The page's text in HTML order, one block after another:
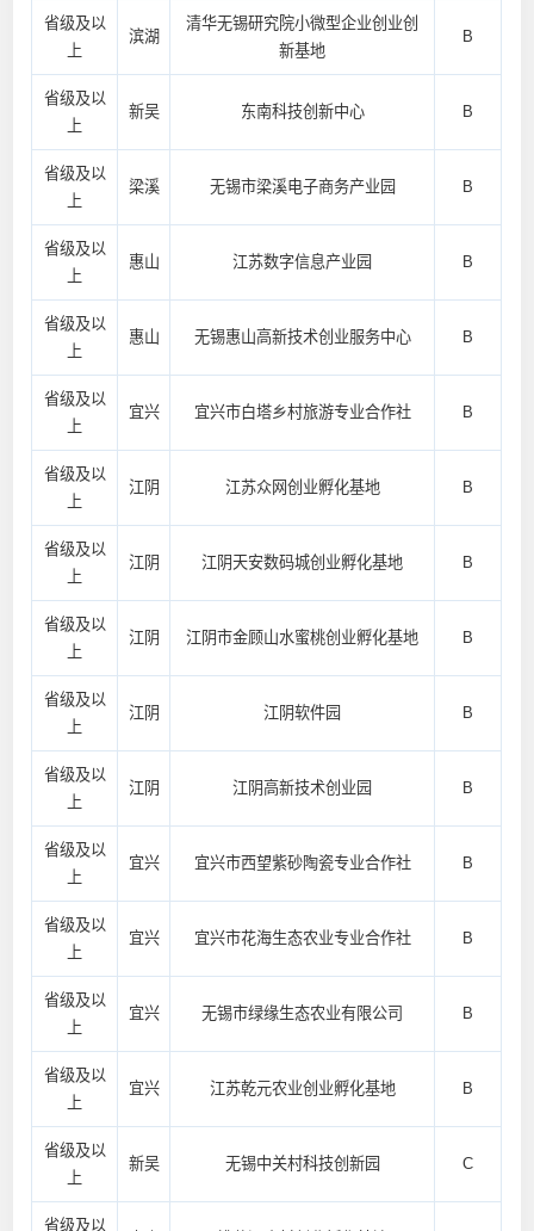
省级及以
上
滨湖
清华无锡研究院小微型企业创业创
新基地
B
省级及以
上
新吴 东南科技创新中心 B
省级及以
上
梁溪 无锡市梁溪电子商务产业园 B
省级及以
上
惠山 江苏数字信息产业园 B
省级及以
上
惠山 无锡惠山高新技术创业服务中心 B
省级及以
上
宜兴 宜兴市白塔乡村旅游专业合作社 B
省级及以
上
江阴 江苏众网创业孵化基地 B
省级及以
上
江阴 江阴天安数码城创业孵化基地 B
省级及以
上
江阴 江阴市金顾山水蜜桃创业孵化基地 B
省级及以
上
江阴 江阴软件园 B
省级及以
上
江阴 江阴高新技术创业园 B
省级及以
上
宜兴 宜兴市西望紫砂陶瓷专业合作社 B
省级及以
上
宜兴 宜兴市花海生态农业专业合作社 B
省级及以
上
宜兴 无锡市绿缘生态农业有限公司 B
省级及以
上
宜兴 江苏乾元农业创业孵化基地 B
省级及以
上
新吴 无锡中关村科技创新园 C
省级及以